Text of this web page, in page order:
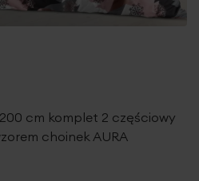
cm komplet 2 częściowy
choinek AURA